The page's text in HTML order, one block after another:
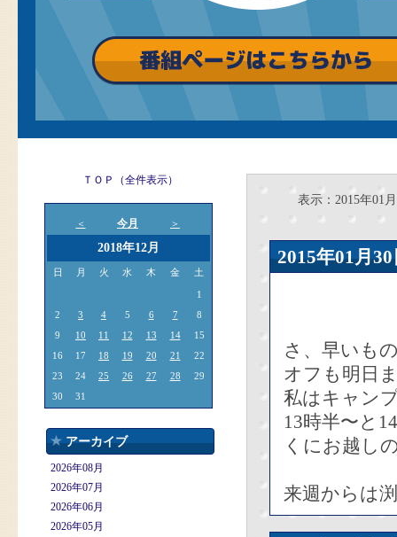
ＴＯＰ（全件表示）
＜ 今月 ＞
2018年12月
日 月 火 水 木 金 土
1
2
3 4 5 6 7
8
9
10 11 12 13 14
15
16
17 18 19 20 21
22
23
24 25 26 27 28
29
30
31
アーカイブ
2026年08月
2026年07月
2026年06月
2026年05月
表示：2015年01月
2015年01
さ、早いも
オフも明日
私はキャン
13時半〜と
くにお越し
来週からは